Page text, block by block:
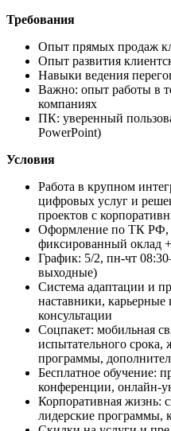
Требования
Опыт прямых продаж
Опыт развития
Навыки ведения
Важно: опыт работы в
компаниях
ПК: уверенный
PowerPoint)
Условия
Работа в крупном
цифровых услуг и
проектов с
Оформление по ТК РФ,
фиксированный оклад
График: 5/2, пн-чт
выходные)
Система адаптации и
наставники, карьерные
консультации
Соцпакет: мобильная
испытательного
программы,
Бесплатное обучение:
конференции, онлайн-
Корпоративная жизнь:
лидерские программы,